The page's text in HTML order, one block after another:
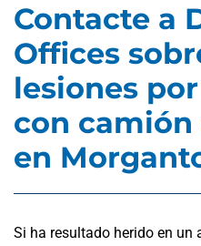
Contacte a
Offices
lesiones
con camión
en
Si ha resultado herido en un